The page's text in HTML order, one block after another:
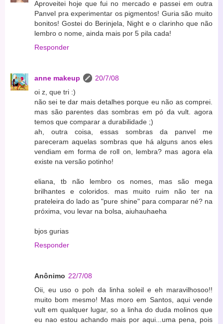
Aproveitei hoje que fui no mercado e passei em outra
Panvel pra experimentar os pigmentos! Guria são muito
bonitos! Gostei do Berinjela, Night e o clarinho que não
lembro o nome, ainda mais por 5 pila cada!
Responder
anne makeup
20/7/08
oi z, que tri :)
não sei te dar mais detalhes porque eu não as comprei.
mas são parentes das sombras em pó da vult. agora
temos que comparar a durabilidade ;)
ah, outra coisa, essas sombras da panvel me
pareceram aquelas sombras que há alguns anos eles
vendiam em forma de roll on, lembra? mas agora ela
existe na versão potinho!
eliana, tb não lembro os nomes, mas são mega
brilhantes e coloridos. mas muito ruim não ter na
prateleira do lado as "pure shine" para comparar né? na
próxima, vou levar na bolsa, aiuhauhaeha
bjos gurias
Responder
Anônimo 22/7/08
Oii, eu uso o poh da linha soleil e eh maravilhosoo!!
muito bom mesmo! Mas moro em Santos, aqui vende
vult em qualquer lugar, so a linha do duda molinos que
eu nao estou achando mais por aqui...uma pena, pois